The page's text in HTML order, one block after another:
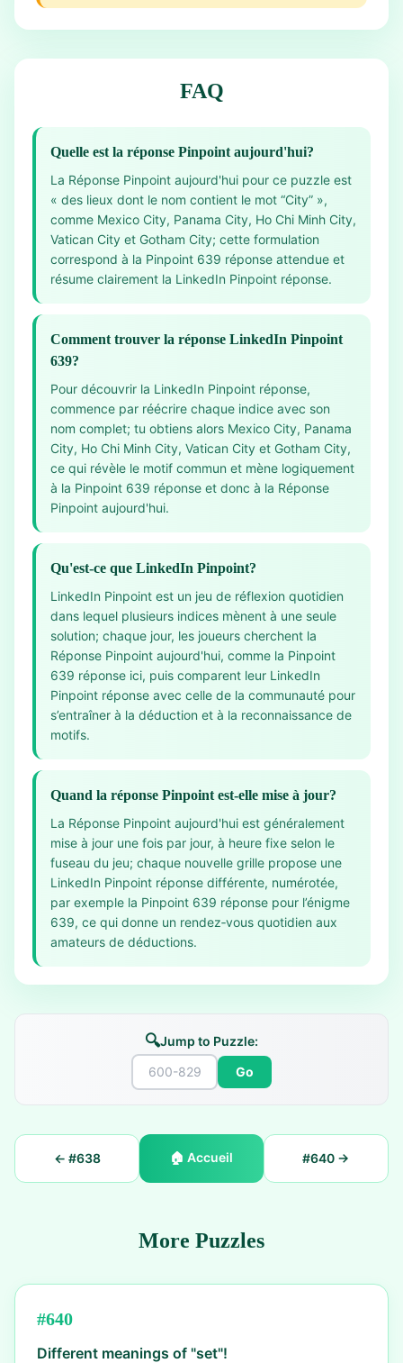
FAQ
Quelle est la réponse Pinpoint aujourd'hui?
La Réponse Pinpoint aujourd'hui pour ce puzzle est
« des lieux dont le nom contient le mot “City” »,
comme Mexico City, Panama City, Ho Chi Minh City,
Vatican City et Gotham City; cette formulation
correspond à la Pinpoint 639 réponse attendue et
résume clairement la LinkedIn Pinpoint réponse.
Comment trouver la réponse LinkedIn Pinpoint
639?
Pour découvrir la LinkedIn Pinpoint réponse,
commence par réécrire chaque indice avec son
nom complet; tu obtiens alors Mexico City, Panama
City, Ho Chi Minh City, Vatican City et Gotham City,
ce qui révèle le motif commun et mène logiquement
à la Pinpoint 639 réponse et donc à la Réponse
Pinpoint aujourd'hui.
Qu'est-ce que LinkedIn Pinpoint?
LinkedIn Pinpoint est un jeu de réflexion quotidien
dans lequel plusieurs indices mènent à une seule
solution; chaque jour, les joueurs cherchent la
Réponse Pinpoint aujourd'hui, comme la Pinpoint
639 réponse ici, puis comparent leur LinkedIn
Pinpoint réponse avec celle de la communauté pour
s’entraîner à la déduction et à la reconnaissance de
motifs.
Quand la réponse Pinpoint est-elle mise à jour?
La Réponse Pinpoint aujourd'hui est généralement
mise à jour une fois par jour, à heure fixe selon le
fuseau du jeu; chaque nouvelle grille propose une
LinkedIn Pinpoint réponse différente, numérotée,
par exemple la Pinpoint 639 réponse pour l’énigme
639, ce qui donne un rendez‑vous quotidien aux
amateurs de déductions.
🔍Jump to Puzzle:
Go
← #638 🏠 Accueil #640 →
More Puzzles
#640
Different meanings of "set"!